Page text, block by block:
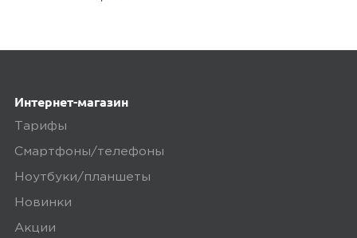
и Сургуте.
товары дороже 3 000 рублей или в заказ
рублей, то стоимость доставки 300
Заказы привозятся только на
Интернет-магазин
Тарифы
Смартфоны/телефоны
Ноутбуки/планшеты
Новинки
Акции